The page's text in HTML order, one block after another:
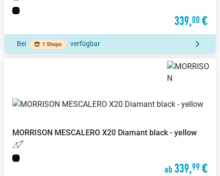
339,00 €
Bei 1 Shops verfügbar
MORRISON MESCALERO X20 Diamant black - yellow
ab 339,99 €